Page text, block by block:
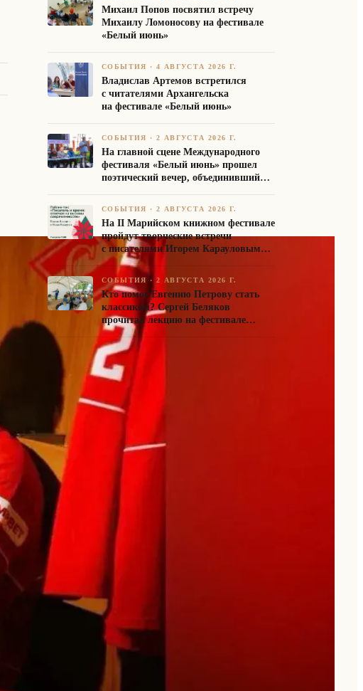
Михаил Попов посвятил встречу
Михаилу Ломоносову на фестивале
«Белый июнь»
СОБЫТИЯ ·4 АВГУСТА 2026 Г.
Владислав Артемов встретился
с читателями Архангельска
на фестивале «Белый июнь»
СОБЫТИЯ ·2 АВГУСТА 2026 Г.
На главной сцене Международного
фестиваля «Белый июнь» прошел
поэтический вечер, объединивший
СОБЫТИЯ ·2 АВГУСТА 2026 Г.
На II Марийском книжном фестивале
пройдут творческие встречи
с писателями Игорем Карауловым
и Платоном Бесединым
СОБЫТИЯ ·2 АВГУСТА 2026 Г.
Кто помог Евгению Петрову стать
классиком? Сергей Беляков
прочитал лекцию на фестивале
«Белый июнь»